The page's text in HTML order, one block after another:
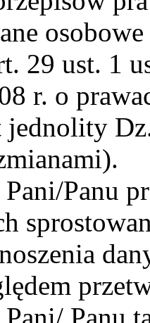
29 ust. 1
r. o
jednolity
Pani/Panu